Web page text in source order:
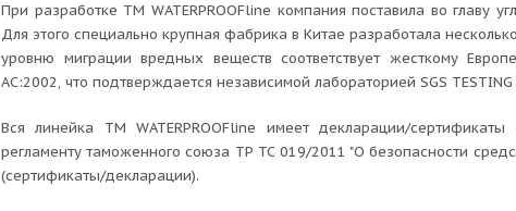
При разработке ТМ WATERPROOFline компания поставила во главу
Для этого специально крупная фабрика в Китае разработала
уровню миграции вредных веществ соответствует жесткому
AC:2002, что подтверждается независимой лабораторией SGS TESTING
Вся линейка ТМ WATERPROOFline имеет декларации/сертификаты
регламенту таможенного союза ТР ТС 019/2011 "О безопасности
(сертификаты/декларации).